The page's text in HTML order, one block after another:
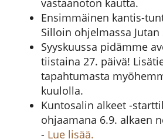
vastaanoton kautta.
Ensimmäinen kantis-
Silloin ohjelmassa
Syyskuussa pidämme
tiistaina 27. päivä!
tapahtumasta
kuulolla.
Kuntosalin alkeet -
ohjaamana 6.9. alkaen
- Lue lisää.